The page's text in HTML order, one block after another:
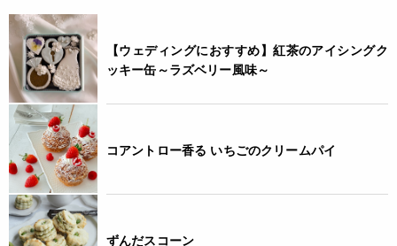
【ウェディングにおすすめ】紅茶のアイシングク
ッキー缶～ラズベリー風味～
コアントロー香る いちごのクリームパイ
ずんだスコーン